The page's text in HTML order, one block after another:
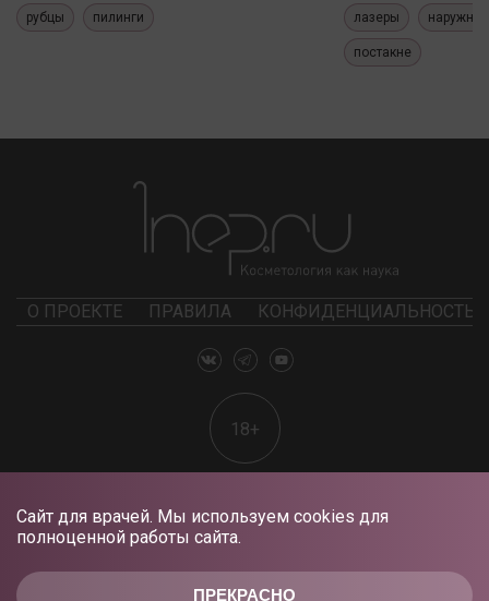
ПРЕКРАСНО
Сайт для врачей. Мы используем cookies для
полноценной работы сайта.
рубцы пилинги лазеры
постакне
О ПРОЕКТЕ ПРАВИЛА КОНФИДЕНЦИАЛЬНОСТЬ
18+